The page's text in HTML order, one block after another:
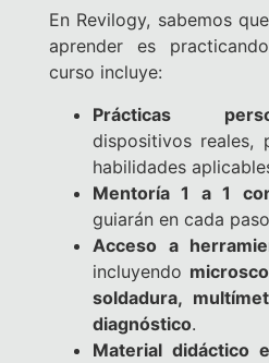
En Revilogy, sabemos
aprender es
curso incluye:
Prácticas
dispositivos reales,
habilidades
Mentoría 1 a 1
guiarán en cada
Acceso a
incluyendo
soldadura,
diagnóstico.
Material didáctico